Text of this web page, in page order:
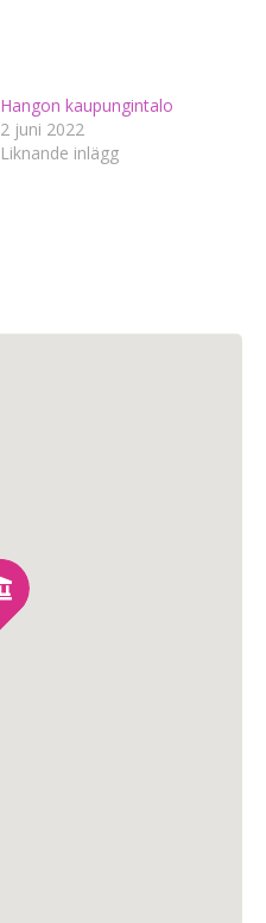
Hangon kaupungintalo
2 juni 2022
Liknande inlägg